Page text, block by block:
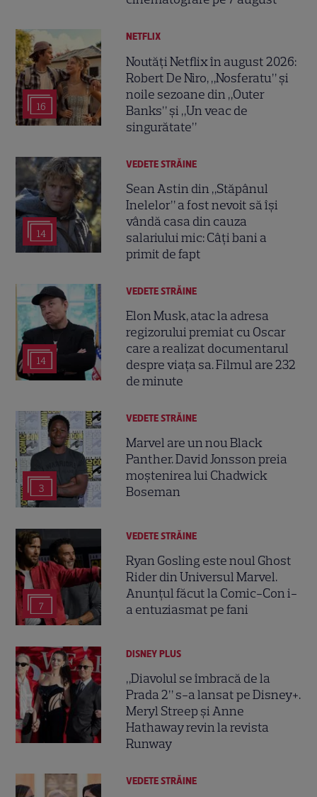
16
NETFLIX
Noutăți Netflix în august 2026:
Robert De Niro, „Nosferatu” și
noile sezoane din „Outer
Banks” și „Un veac de
singurătate”
14
VEDETE STRĂINE
Sean Astin din „Stăpânul
Inelelor” a fost nevoit să își
vândă casa din cauza
salariului mic: Câți bani a
primit de fapt
14
VEDETE STRĂINE
Elon Musk, atac la adresa
regizorului premiat cu Oscar
care a realizat documentarul
despre viața sa. Filmul are 232
de minute
3
VEDETE STRĂINE
Marvel are un nou Black
Panther. David Jonsson preia
moștenirea lui Chadwick
Boseman
7
VEDETE STRĂINE
Ryan Gosling este noul Ghost
Rider din Universul Marvel.
Anunțul făcut la Comic-Con i-
a entuziasmat pe fani
DISNEY PLUS
„Diavolul se îmbracă de la
Prada 2” s-a lansat pe Disney+.
Meryl Streep și Anne
Hathaway revin la revista
Runway
VEDETE STRĂINE